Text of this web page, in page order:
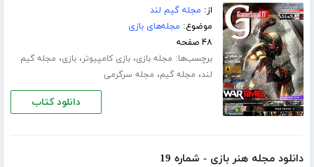
از: مجله گیم لند
موضوع: مجله‌های بازی
۴۸ صفحه
برچسب‌ها: مجله بازی،بازی کامپیوتر،بازی، مجله گیم
لند، مجله گیم، مجله سرگرمی
دانلود کتاب
دانلود مجله هنر بازی - شماره 19